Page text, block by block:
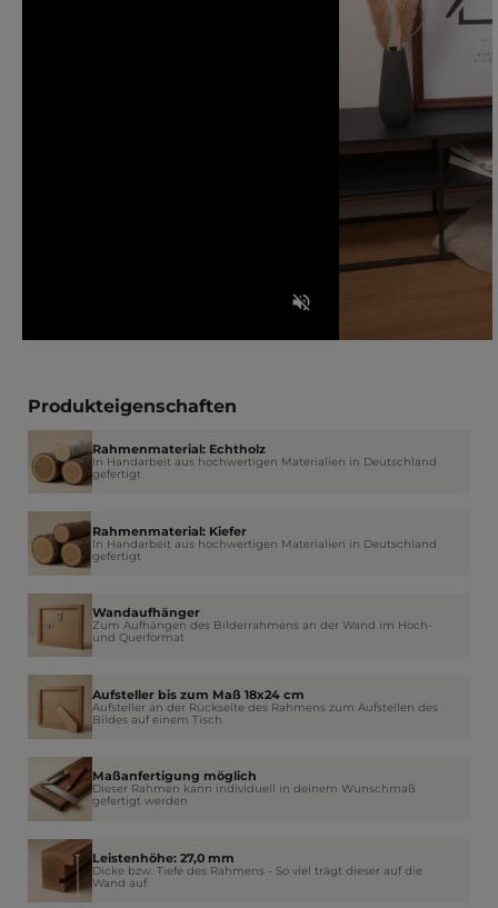
Produkteigenschaften
Rahmenmaterial: Echtholz
In Handarbeit aus hochwertigen Materialien in Deutschland
gefertigt
Rahmenmaterial: Kiefer
In Handarbeit aus hochwertigen Materialien in Deutschland
gefertigt
Wandaufhänger
Zum Aufhängen des Bilderrahmens an der Wand im Hoch-
und Querformat
Aufsteller bis zum Maß 18x24 cm
Aufsteller an der Rückseite des Rahmens zum Aufstellen des
Bildes auf einem Tisch
Maßanfertigung möglich
Dieser Rahmen kann individuell in deinem Wunschmaß
gefertigt werden
Leistenhöhe: 27,0 mm
Dicke bzw. Tiefe des Rahmens - So viel trägt dieser auf die
Wand auf